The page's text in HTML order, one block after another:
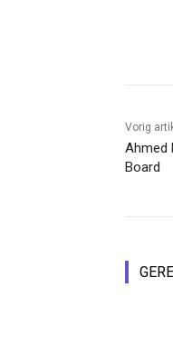
Vorig
Ahmed
Board